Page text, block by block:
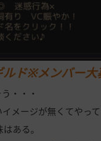
ド※メンバー大
・・・
イメージが無くてやっ
ある。